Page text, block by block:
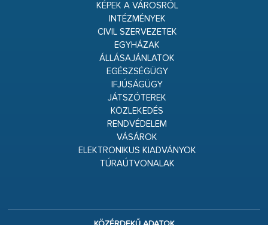
KÉPEK A VÁROSRÓL
INTÉZMÉNYEK
CIVIL SZERVEZETEK
EGYHÁZAK
ÁLLÁSAJÁNLATOK
EGÉSZSÉGÜGY
IFJÚSÁGÜGY
JÁTSZÓTEREK
KÖZLEKEDÉS
RENDVÉDELEM
VÁSÁROK
ELEKTRONIKUS KIADVÁNYOK
TÚRAÚTVONALAK